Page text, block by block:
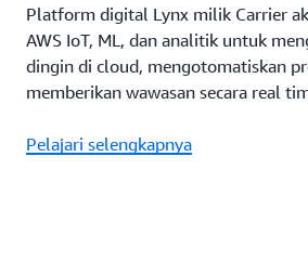
Platform digital Lynx milik Carrier
AWS IoT, ML, dan analitik untuk
dingin di cloud, mengotomatiskan
memberikan wawasan secara real
Pelajari selengkapnya